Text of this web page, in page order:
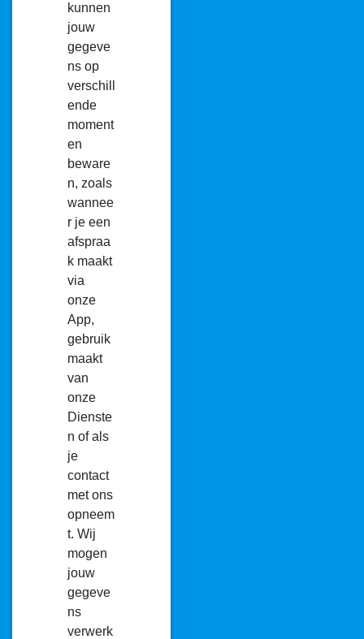
kunnen
jouw
gegeve
ns op
verschill
ende
moment
en
beware
n, zoals
wannee
r je een
afspraa
k maakt
via
onze
App,
gebruik
maakt
van
onze
Dienste
n of als
je
contact
met ons
opneem
t. Wij
mogen
jouw
gegeve
ns
verwerk